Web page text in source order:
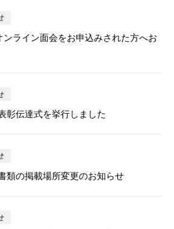
ンライン面会をお申込みされた方へお
彰伝達式を挙行しました
類の掲載場所変更のお知らせ